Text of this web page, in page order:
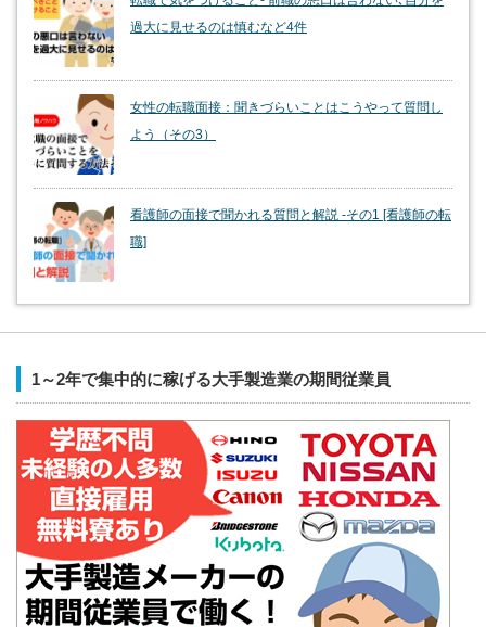
過大に見せるのは慎むなど4件
女性の転職面接：聞きづらいことはこうやって質問し
よう（その3）
看護師の面接で聞かれる質問と解説 -その1 [看護師の転
職]
1～2年で集中的に稼げる大手製造業の期間従業員